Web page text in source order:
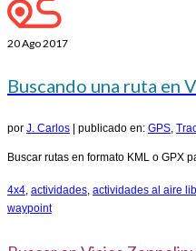
20Ago 2017
Buscando una ruta en
por J. Carlos | publicado en: GPS,
Buscar rutas en formato KML o GPX
4x4, actividades, actividades al aire
waypoint